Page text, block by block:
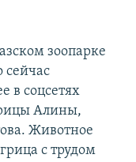
зоопарке
сейчас
в соцсетях
Алины,
Животное
с трудом